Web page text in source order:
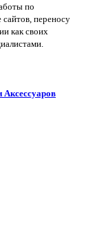
по
переносу
как своих
Аксессуаров